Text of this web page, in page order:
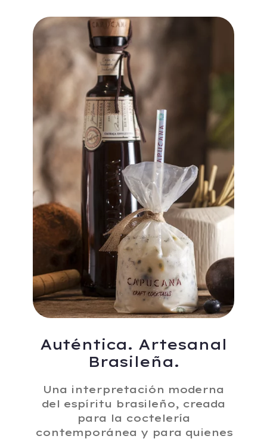
Auténtica. Artesanal
Brasileña.
Una interpretación moderna
del espíritu brasileño, creada
para la coctelería
contemporánea y para quienes